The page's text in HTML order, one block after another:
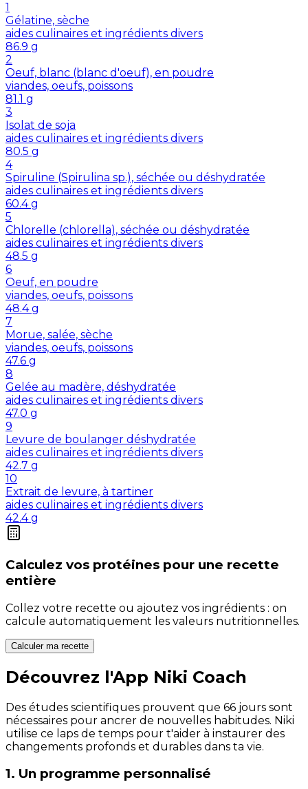
1
Gélatine, sèche
aides culinaires et ingrédients divers
86.9 g
2
Oeuf, blanc (blanc d'oeuf), en poudre
viandes, oeufs, poissons
81.1 g
3
Isolat de soja
aides culinaires et ingrédients divers
80.5 g
4
Spiruline (Spirulina sp.), séchée ou déshydratée
aides culinaires et ingrédients divers
60.4 g
5
Chlorelle (chlorella), séchée ou déshydratée
aides culinaires et ingrédients divers
48.5 g
6
Oeuf, en poudre
viandes, oeufs, poissons
48.4 g
7
Morue, salée, sèche
viandes, oeufs, poissons
47.6 g
8
Gelée au madère, déshydratée
aides culinaires et ingrédients divers
47.0 g
9
Levure de boulanger déshydratée
aides culinaires et ingrédients divers
42.7 g
10
Extrait de levure, à tartiner
aides culinaires et ingrédients divers
42.4 g
Calculez vos protéines pour une recette
entière
Collez votre recette ou ajoutez vos ingrédients : on
calcule automatiquement les valeurs nutritionnelles.
Calculer ma recette
Découvrez l'App Niki Coach
Des études scientifiques prouvent que 66 jours sont
nécessaires pour ancrer de nouvelles habitudes. Niki
utilise ce laps de temps pour t'aider à instaurer des
changements profonds et durables dans ta vie.
1. Un programme personnalisé